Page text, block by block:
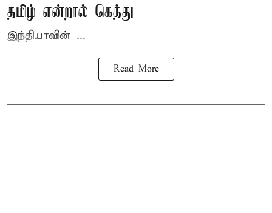
தமிழ் என்றால் கெத்து
இந்தியாவின் ...
Read More